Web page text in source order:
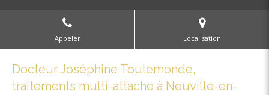
Appeler Localisation
Docteur Joséphine Toulemonde,
traitements multi-attache à Neuville-en-